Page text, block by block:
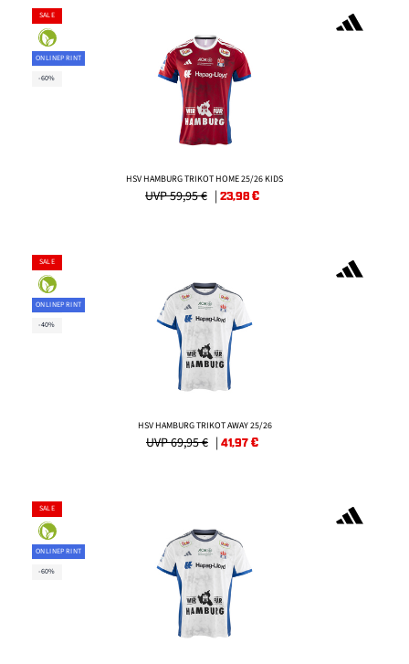
SALE
ONLINEPRINT
-60%
HSV HAMBURG TRIKOT HOME 25/26 KIDS
UVP 59,95 € |23,98€
SALE
ONLINEPRINT
-40%
HSV HAMBURG TRIKOT AWAY 25/26
UVP 69,95 € |41,97€
SALE
ONLINEPRINT
-60%